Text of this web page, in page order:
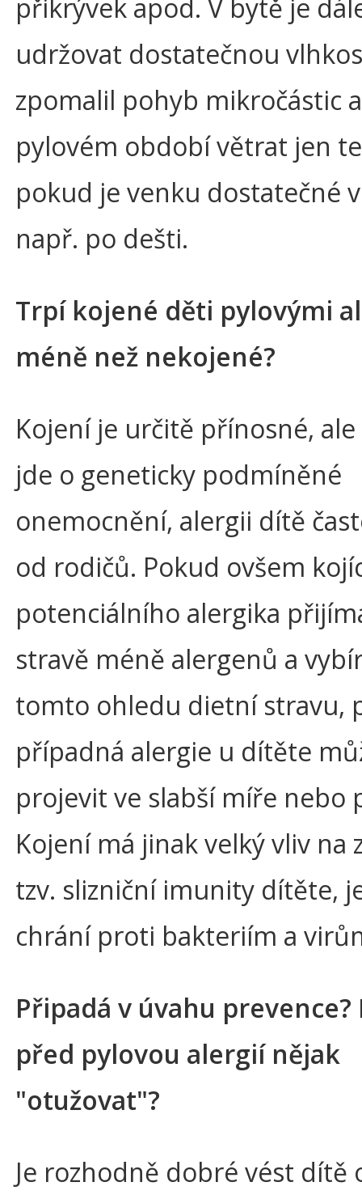
přikrývek apod. V bytě je
udržovat dostatečnou
zpomalil pohyb mikročástic
pylovém období větrat jen
pokud je venku dostatečné
např. po dešti.
Trpí kojené děti pylovými
méně než nekojené?
Kojení je určitě přínosné,
jde o geneticky podmíněné
onemocnění, alergii dítě
od rodičů. Pokud ovšem
potenciálního alergika
stravě méně alergenů a
tomto ohledu dietní stravu,
případná alergie u dítěte
projevit ve slabší míře nebo
Kojení má jinak velký vliv na
tzv. slizniční imunity dítěte,
chrání proti bakteriím a
Připadá v úvahu prevence?
před pylovou alergií nějak
"otužovat"?
Je rozhodně dobré vést dítě